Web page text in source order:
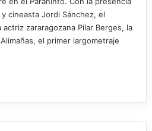
cineasta Jordi Sánchez, el
zararagozana Pilar Berges, la
el primer largometraje